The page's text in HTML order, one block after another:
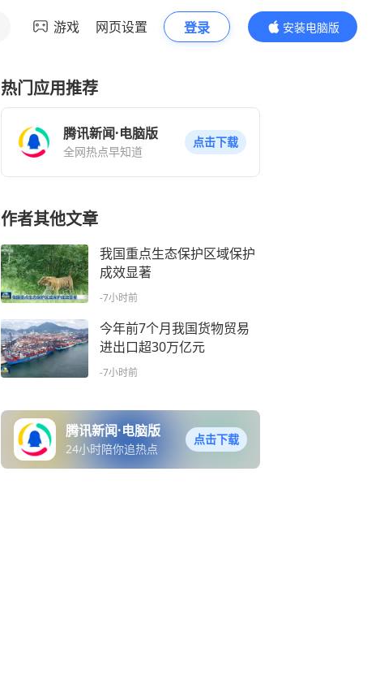
游戏 网页设置 登录
安装电脑版
内容更精彩
热门应用推荐
腾讯新闻·电脑版
全网热点早知道
点击下载
作者其他文章
我国重点生态保护区域保护
成效显著
-7小时前
今年前7个月我国货物贸易
进出口超30万亿元
-7小时前
腾讯新闻·电脑版
24小时陪你追热点
点击下载